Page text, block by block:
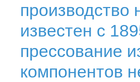
производство
известен с
прессование
компонентов